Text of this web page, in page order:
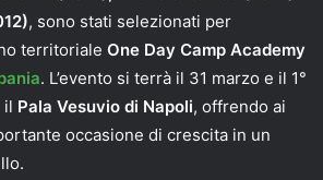
, sono stati selezionati per
territoriale One Day Camp Academy
. L’evento si terrà il 31 marzo e il 1°
il Pala Vesuvio di Napoli, offrendo ai
occasione di crescita in un